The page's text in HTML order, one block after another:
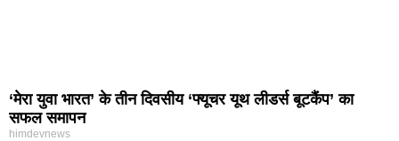
‘मेरा युवा भारत’ के तीन दिवसीय ‘फ्यूचर यूथ लीडर्स बूटकैंप’ का
सफल समापन
himdevnews